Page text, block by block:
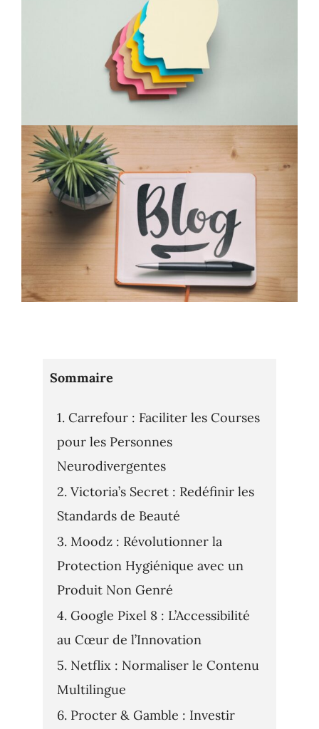
Sommaire
Carrefour : Faciliter les Courses
pour les Personnes
Neurodivergentes
Victoria’s Secret : Redéfinir les
Standards de Beauté
Moodz : Révolutionner la
Protection Hygiénique avec un
Produit Non Genré
Google Pixel 8 : L’Accessibilité
au Cœur de l’Innovation
Netflix : Normaliser le Contenu
Multilingue
Procter & Gamble : Investir